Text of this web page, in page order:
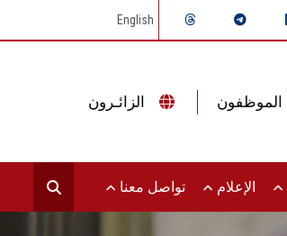
English
الإعلام تواصل معنا